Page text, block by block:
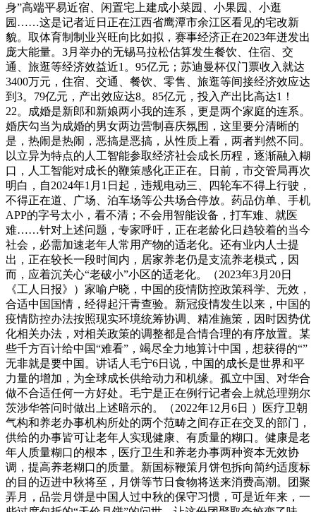
身”高端平易近宿、闲置宅上建成小菜园、小果园、小逛
园……这是记者近日正在江西省鹰潭市余江区看见的宅改新
貌。取体育制制业兴旺向比如拟，赛事经济正在2023年迸发出
庞大能量。3月举办的无锡马拉松估算发生餐饮、住宿、交
通、旅逛等经济效益近1。95亿元；苏迪曼杯仅门票收入就达
3400万元，住宿、交通、餐饮、零售、旅逛等间接经济效应达
到3。79亿元，产出效应达8。85亿元，投入产出比高达1！
22。成婚是新郎和新娘两小我的连系，更是两个家庭的连系。
婚庆勾当为成婚的男女两边营制喜庆氛围，这里要分清晰的
是，热闹是热闹，恶搞是恶搞，从性质上看，两者判然不同。
以立异为特点的人工智能参取经济社会成长历程，逐渐融入糊
口，人工智能对成长的鞭策感化正正在。日前，市交管局再次
明白，自2024年1月1日起，违规电动三、四轮车不得上行驶，
不得正在道、广场、泊车场等公共场合停放。药品仿单、手机
APP的字号太小，看不清；不会用智能设备，打车难、就医
难……针对上述问题，专家呼吁，正在老龄化日趋较着的当今
社会，必需加速老年人常用产物的适老化。还有业内人士提
出，正在较长一段时间内，居家养老仍是支流养老模式，因
而，应着沉关心“老破小”小区的适老化。（2023年3月20日
《工人日报》）家喻户晓，中国的疫情防控政策科学、无效，
合适中国国情，经得起汗青查验。新冠疫情发生以来，中国的
疫情防控办法按照现实环境统筹协调、精准施策，因时因势优
化相关办法，对相关政策的调整都是合情合理的有序放置。某
些千方百计给中国“难看”，竭尽全力地算计中国，想获得的“”
无非就是要中国。讲话人毛宁6日说，中国的成长是世界和平
力量的增加，为全球成长供给动力和机缘。孤立中国、对华合
做不合适任何一方好处。毛宁是正在例行记者会上就总理朔尔
茨涉华答问时做出上述暗示的。（2022年12月6日 ）医疗卫朝
气构和养老办事机构所处的两个范畴之间存正在交叉的部门，
供给的办事皆可让老年人实现健康、有质量的糊口。健康是老
年人质量糊口的根本，医疗卫生和养老办事两种资本无效协
调，提高养老糊口的质量。新国标鞭策月饼包拆向简约适度标
的目的迈进中秋将至，月饼等节日食物将送来消费高潮。团聚
弄月，品尝月饼是中国人过中秋的保守习惯，可是近年来，一